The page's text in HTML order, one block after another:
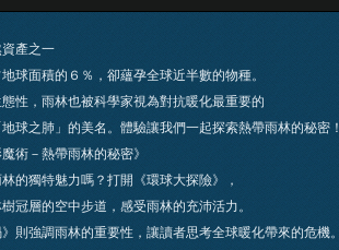
產之一
球面積的６％，卻蘊孕全球近半數的物種。
性，雨林也被科學家視為對抗暖化最重要的
球之肺」的美名。體驗讓我們一起探索熱帶雨林的秘密！
術－熱帶雨林的秘密》
的獨特魅力嗎？打開《環球大探險》，
冠層的空中步道，感受雨林的充沛活力。
》則強調雨林的重要性，讓讀者思考全球暖化帶來的危機。